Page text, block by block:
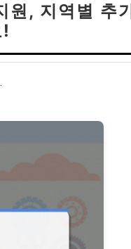
원, 지역별 추